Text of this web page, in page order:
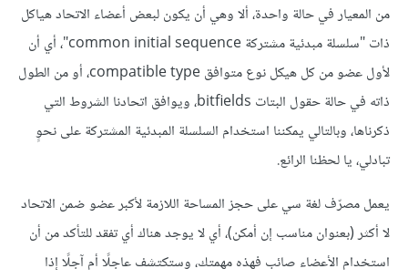
من المعيار في حالة واحدة، ألا وهي أن يكون لبعض أعضاء الاتحاد هياكل
ذات "سلسلة مبدئية مشتركة common initial sequence"، أي أن
لأول عضو من كل هيكل نوع متوافق compatible type، أو من الطول
ذاته في حالة حقول البتات bitfields، ويوافق اتحادنا الشروط التي
ذكرناها، وبالتالي يمكننا استخدام السلسلة المبدئية المشتركة على نحوٍ
تبادلي، يا لحظنا الرائع.
يعمل مصرّف لغة سي على حجز المساحة اللازمة لأكبر عضو ضمن الاتحاد
لا أكثر (بعنوان مناسب إن أمكن)، أي لا يوجد هناك أي تفقد للتأكد من أن
استخدام الأعضاء صائب فهذه مهمتك، وستكتشف عاجلًا أم آجلًا إذا